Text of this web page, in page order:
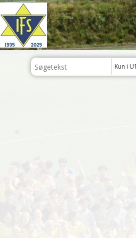
Kun i